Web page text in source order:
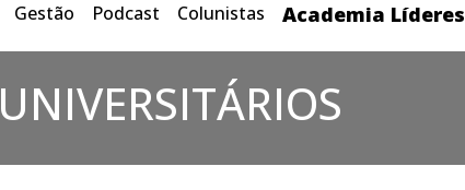
Gestão Podcast Colunistas Academia Líderes
UNIVERSITÁRIOS